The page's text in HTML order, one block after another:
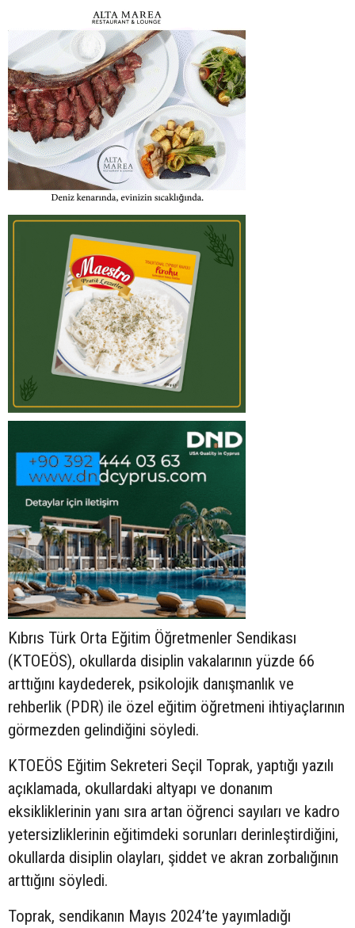
Kıbrıs Türk Orta Eğitim Öğretmenler Sendikası
(KTOEÖS), okullarda disiplin vakalarının yüzde 66
arttığını kaydederek, psikolojik danışmanlık ve
rehberlik (PDR) ile özel eğitim öğretmeni ihtiyaçlarının
görmezden gelindiğini söyledi.
KTOEÖS Eğitim Sekreteri Seçil Toprak, yaptığı yazılı
açıklamada, okullardaki altyapı ve donanım
eksikliklerinin yanı sıra artan öğrenci sayıları ve kadro
yetersizliklerinin eğitimdeki sorunları derinleştirdiğini,
okullarda disiplin olayları, şiddet ve akran zorbalığının
arttığını söyledi.
Toprak, sendikanın Mayıs 2024’te yayımladığı